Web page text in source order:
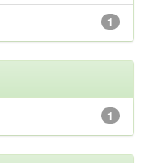
1
1